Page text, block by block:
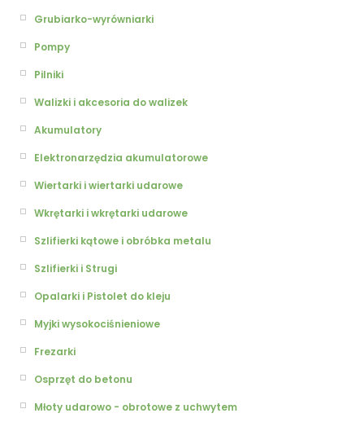
Grubiarko-wyrówniarki
Pompy
Pilniki
Walizki i akcesoria do walizek
Akumulatory
Elektronarzędzia akumulatorowe
Wiertarki i wiertarki udarowe
Wkrętarki i wkrętarki udarowe
Szlifierki kątowe i obróbka metalu
Szlifierki i Strugi
Opalarki i Pistolet do kleju
Myjki wysokociśnieniowe
Frezarki
Osprzęt do betonu
Młoty udarowo - obrotowe z uchwytem